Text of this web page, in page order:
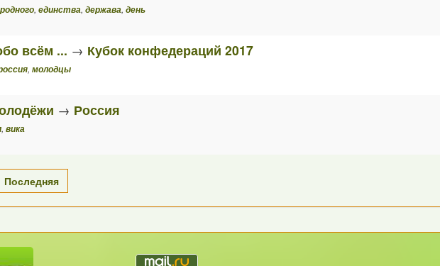
,единства,держава,день
всём ... → Кубок конфедераций 2017
,молодцы
→ Россия
,вика
Последняя